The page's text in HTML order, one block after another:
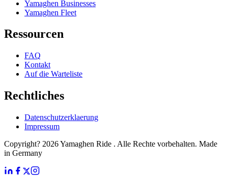
Yamaghen Businesses
Yamaghen Fleet
Ressourcen
FAQ
Kontakt
Auf die Warteliste
Rechtliches
Datenschutzerklaerung
Impressum
Copyright? 2026 Yamaghen Ride . Alle Rechte vorbehalten. Made
in Germany